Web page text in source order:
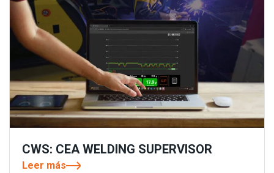
CWS: CEA WELDING SUPERVISOR
Leer más